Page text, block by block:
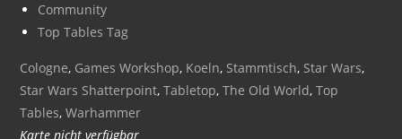
Community
Top Tables Tag
Cologne, Games Workshop, Koeln, Stammtisch, Star Wars,
Star Wars Shatterpoint,Tabletop,The Old World,Top
Tables,Warhammer
Karte nicht verfügbar